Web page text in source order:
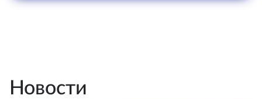
Новости